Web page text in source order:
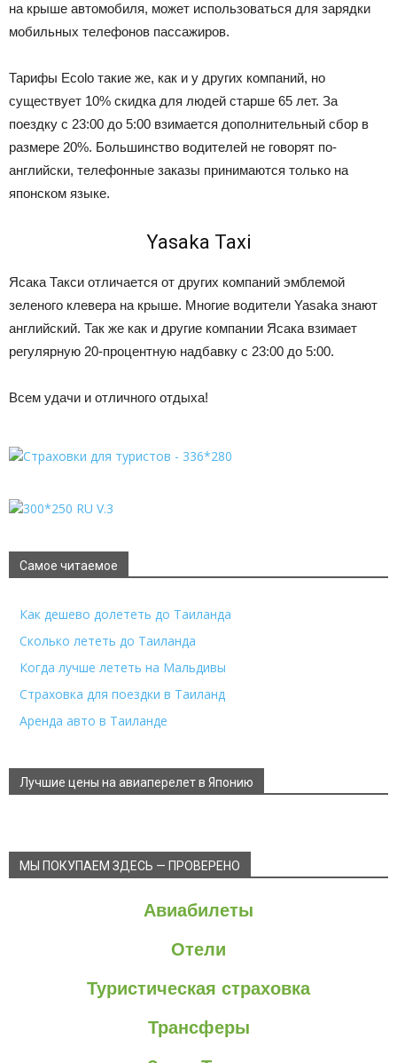
на крыше автомобиля, может использоваться для зарядки
мобильных телефонов пассажиров.
Тарифы Ecolo такие же, как и у других компаний, но
существует 10% скидка для людей старше 65 лет. За
поездку с 23:00 до 5:00 взимается дополнительный сбор в
размере 20%. Большинство водителей не говорят по-
английски, телефонные заказы принимаются только на
японском языке.
Yasaka Taxi
Ясака Такси отличается от других компаний эмблемой
зеленого клевера на крыше. Многие водители Yasaka знают
английский. Так же как и другие компании Ясака взимает
регулярную 20-процентную надбавку с 23:00 до 5:00.
Всем удачи и отличного отдыха!
Самое читаемое
Как дешево долететь до Таиланда
Сколько лететь до Таиланда
Когда лучше лететь на Мальдивы
Страховка для поездки в Таиланд
Аренда авто в Таиланде
Лучшие цены на авиаперелет в Японию
МЫ ПОКУПАЕМ ЗДЕСЬ — ПРОВЕРЕНО
Авиабилеты
Отели
Туристическая страховка
Трансферы